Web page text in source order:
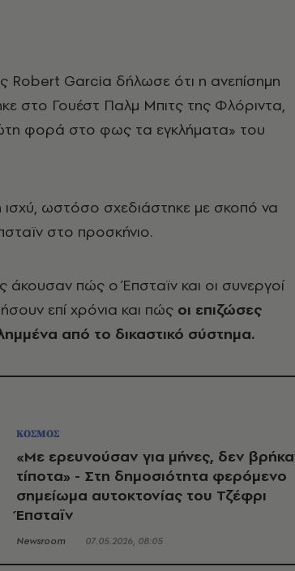
Robert Garcia δήλωσε ότι η ανεπίσημη
στο Γουέστ Παλμ Μπιτς της Φλόριντα,
φορά στο φως τα εγκλήματα» του
ισχύ, ωστόσο σχεδιάστηκε με σκοπό να
στο προσκήνιο.
άκουσαν πώς ο Έπσταϊν και οι συνεργοί
επί χρόνια και πώς οι επιζώσες
από το δικαστικό σύστημα.
ΚΟΣΜΟΣ
«Με ερευνούσαν για μήνες, δεν
τίποτα» - Στη δημοσιότητα φερόμενο
σημείωμα αυτοκτονίας του Τζέφρι
Έπσταϊν
Newsroom 07.05.2026, 08:05